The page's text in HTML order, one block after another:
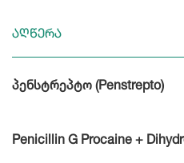
აღწერა
პენსტრეპტო (Penstrepto)
Penicillin G Procaine +